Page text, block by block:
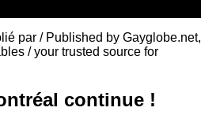
par / Published by Gayglobe.net,
/ your trusted source for
continue !